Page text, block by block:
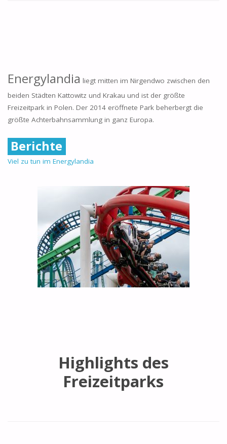
Energylandia liegt mitten im Nirgendwo zwischen den
beiden Städten Kattowitz und Krakau und ist der größte
Freizeitpark in Polen. Der 2014 eröffnete Park beherbergt die
größte Achterbahnsammlung in ganz Europa.
Berichte
Viel zu tun im Energylandia
Highlights des
Freizeitparks